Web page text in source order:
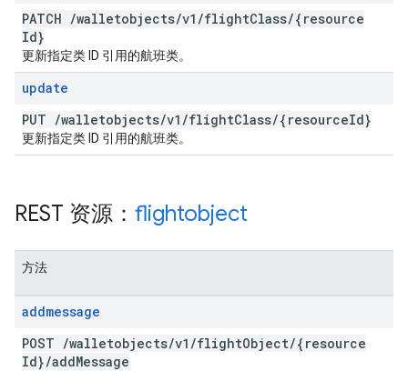
PATCH /walletobjects/v1 /flightClass/{resource
Id}
更新指定类 ID 引用的航班类。
update
PUT /walletobjects/v1 /flightClass/{resourceId}
更新指定类 ID 引用的航班类。
REST 资源： flightobject
方法
addmessage
POST /walletobjects/v1 /flightObject/{resource
Id}/addMessage